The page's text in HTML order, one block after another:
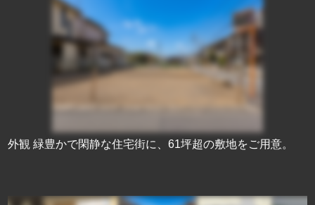
外観 緑豊かで閑静な住宅街に、61坪超の敷地をご用意。